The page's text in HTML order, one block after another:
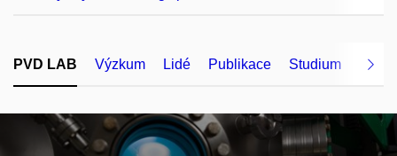
PVD LAB Výzkum Lidé Publikace Studium